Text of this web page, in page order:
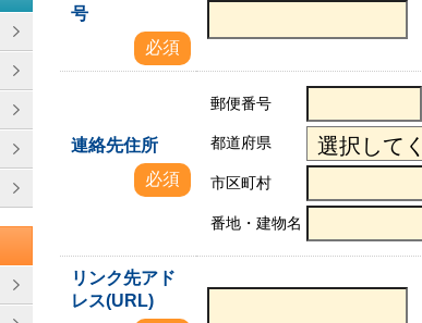
号
必須
連絡先住所
必須
郵便番号
都道府県
市区町村
番地・建物名
リンク先アド
レス(URL)